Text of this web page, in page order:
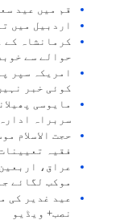
قم میں عید
اردبیل میں
کرمانشاہ کے
حوالے سے
امریکہ سپر
کوئی خبر
مایوسی
سربراہ ادارہ
حجت الاسلام
فقیہ
موکب لگائے
عید غدیر کی
نصب+ ویڈیو